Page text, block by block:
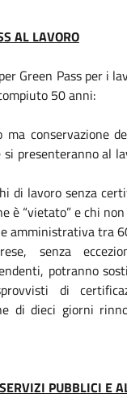
AL LAVORO
Green Pass per i
50 anni:
ma conservazione
presenteranno al
di lavoro senza
è “vietato” e chi
amministrativa tra
senza
potranno
di
di dieci giorni
PUBBLICI E